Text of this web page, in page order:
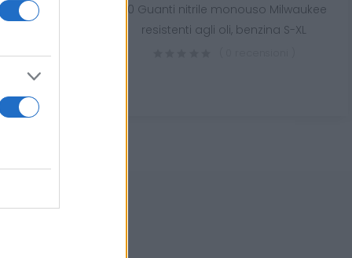
Montijo
)
50 Guanti nitrile monouso Milwaukee
resistenti agli oli, benzina S-XL